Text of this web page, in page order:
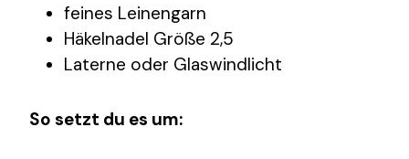
feines Leinengarn
Häkelnadel Größe 2,5
Laterne oder Glaswindlicht
So setzt du es um: